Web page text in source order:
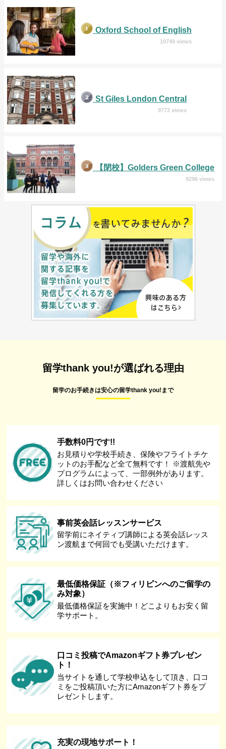
Oxford School of English
10749 views
St Giles London Central
9772 views
【閉校】Golders Green College
9296 views
留学thank you!が選ばれる理由
留学のお手続きは安心の留学thank you!まで
手数料0円です!!
お見積りや学校手続き、保険やフライトチケ
ットのお手配など全て無料です！ ※渡航先や
プログラムによって、一部例外があります。
詳しくはお問い合わせください
事前英会話レッスンサービス
留学前にネイティブ講師による英会話レッス
ン渡航まで何回でも受講いただけます。
最低価格保証（※フィリピンへのご留学の
み対象）
最低価格保証を実施中！どこよりもお安く留
学サポート。
口コミ投稿でAmazonギフト券プレゼン
ト！
当サイトを通して学校申込をして頂き、口コ
ミをご投稿頂いた方にAmazonギフト券をプ
レゼントします。
充実の現地サポート！